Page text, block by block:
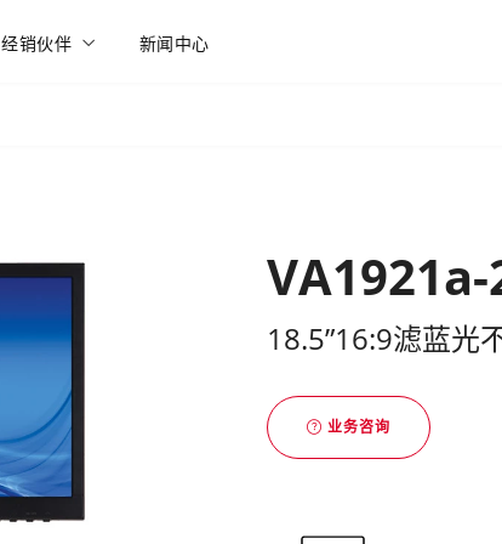
经销伙伴 新闻中心
VA1921a-
18.5”16:9滤蓝光
业务咨询